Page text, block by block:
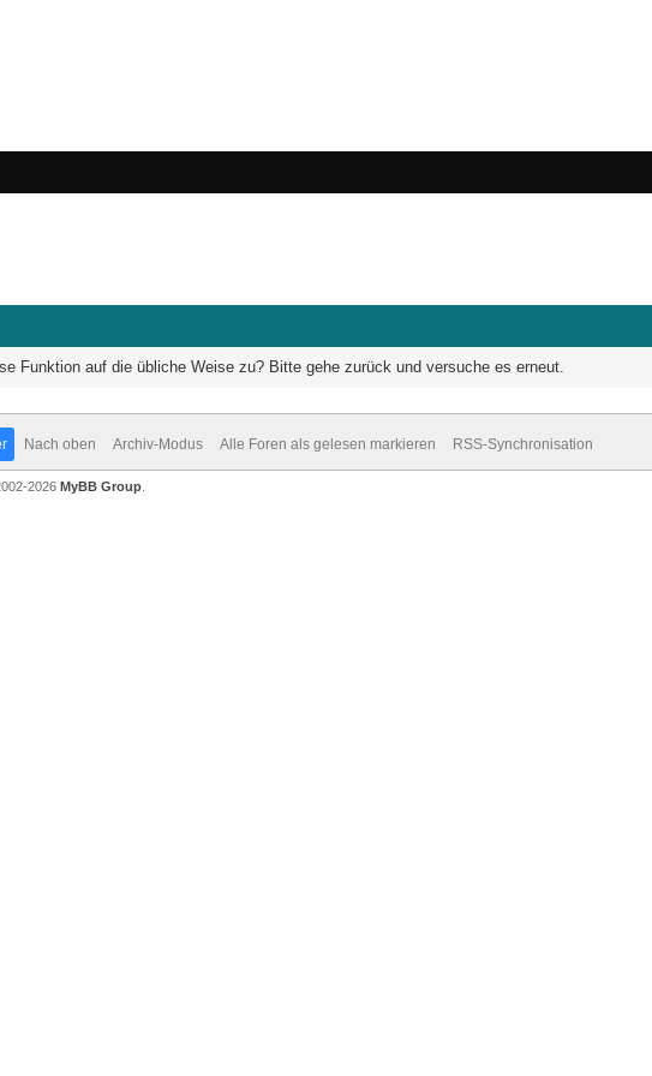
Funktion auf die übliche Weise zu? Bitte gehe zurück und versuche es erneut.
Nach oben Archiv-Modus Alle Foren als gelesen markieren RSS-Synchronisation
2026 MyBB Group